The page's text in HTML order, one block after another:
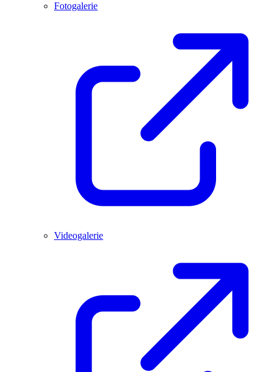
Fotogalerie
Videogalerie